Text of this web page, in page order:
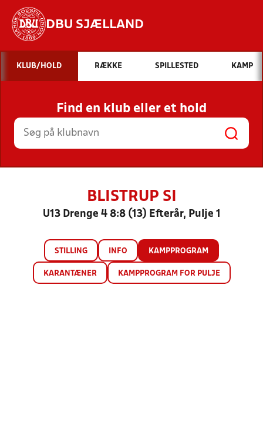
DBU SJÆLLAND
Hvad vil du søge efter?
INDHOLD OG NYHEDER
STILLINGER, RESULTATER, KLUBBER OG
HOLD
KLUB/HOLD RÆKKE SPILLESTED KAMP
Find en klub eller et hold
BLISTRUP SI
U13 Drenge 4 8:8 (13) Efterår, Pulje 1
STILLING INFO KAMPPROGRAM
KARANTÆNER KAMPPROGRAM FOR PULJE